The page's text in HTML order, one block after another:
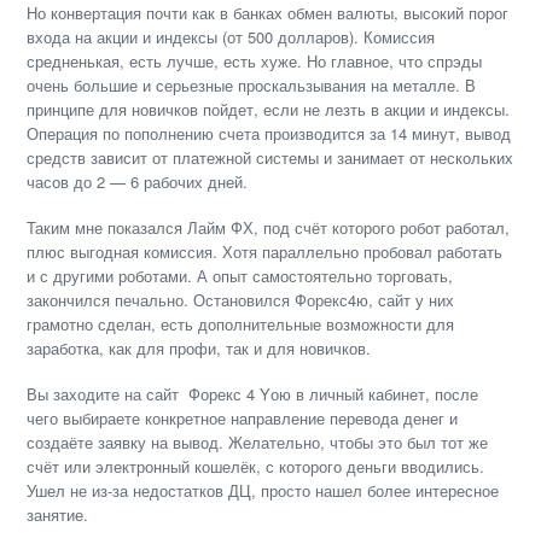
Но конвертация почти как в банках обмен валюты, высокий порог
входа на акции и индексы (от 500 долларов). Комиссия
средненькая, есть лучше, есть хуже. Но главное, что спрэды
очень большие и серьезные проскальзывания на металле. В
принципе для новичков пойдет, если не лезть в акции и индексы.
Операция по пополнению счета производится за 14 минут, вывод
средств зависит от платежной системы и занимает от нескольких
часов до 2 — 6 рабочих дней.
Таким мне показался Лайм ФХ, под счёт которого робот работал,
плюс выгодная комиссия. Хотя параллельно пробовал работать
и с другими роботами. А опыт самостоятельно торговать,
закончился печально. Остановился Форекс4ю, сайт у них
грамотно сделан, есть дополнительные возможности для
заработка, как для профи, так и для новичков.
Вы заходите на сайт Форекс 4 Yою в личный кабинет, после
чего выбираете конкретное направление перевода денег и
создаёте заявку на вывод. Желательно, чтобы это был тот же
счёт или электронный кошелёк, с которого деньги вводились.
Ушел не из-за недостатков ДЦ, просто нашел более интересное
занятие.